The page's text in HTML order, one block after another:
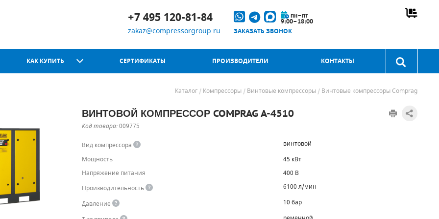
+7 495 120-81-84
zakaz@compressorgroup.ru
пн–пт
9:00–18:00
ЗАКАЗАТЬ ЗВОНОК
КАК КУПИТЬ СЕРТИФИКАТЫ ПРОИЗВОДИТЕЛИ КОНТАКТЫ
Каталог Компрессоры Винтовые компрессоры Винтовые компрессоры Comprag
ВИНТОВОЙ КОМПРЕССОР COMPRAG A-4510
Код товара:009775
Вид компрессора
винтовой
Мощность
45 кВт
Напряжение питания
400 В
Производительность
6100 л/мин
Давление
10 бар